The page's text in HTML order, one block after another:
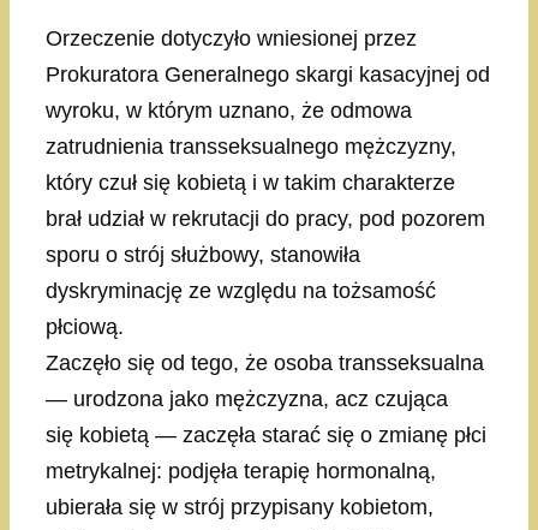
Orzeczenie dotyczyło wniesionej przez
Prokuratora Generalnego skargi kasacyjnej od
wyroku, w którym uznano, że odmowa
zatrudnienia transseksualnego mężczyzny,
który czuł się kobietą i w takim charakterze
brał udział w rekrutacji do pracy, pod pozorem
sporu o strój służbowy, stanowiła
dyskryminację ze względu na tożsamość
płciową.
Zaczęło się od tego, że osoba transseksualna
— urodzona jako mężczyzna, acz czująca
się kobietą — zaczęła starać się o zmianę płci
metrykalnej: podjęła terapię hormonalną,
ubierała się w strój przypisany kobietom,